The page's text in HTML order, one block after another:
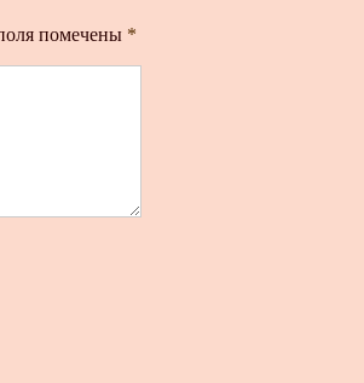
помечены *